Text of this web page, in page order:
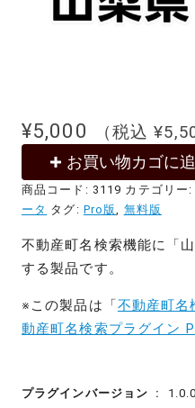
¥5,000 （税込¥
お買い物カゴに
商品コード: 3119 カテゴリー
ータ タグ: Pro版 無料版
不動産町名検索機能に「
する製品です。
※この製品は「 不動産町名
動産町名検索プラグイン
プラグインバージョン 1.0.0